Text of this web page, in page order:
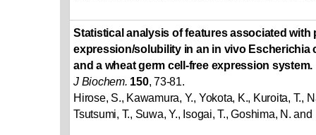
Statistical analysis of features associated with
expression/solubility in an in vivo Escherichia
and a wheat germ cell-free expression system.
J Biochem. 150, 73-81.
Hirose, S., Kawamura, Y., Yokota, K., Kuroita, T.,
Tsutsumi, T., Suwa, Y., Isogai, T., Goshima, N. and